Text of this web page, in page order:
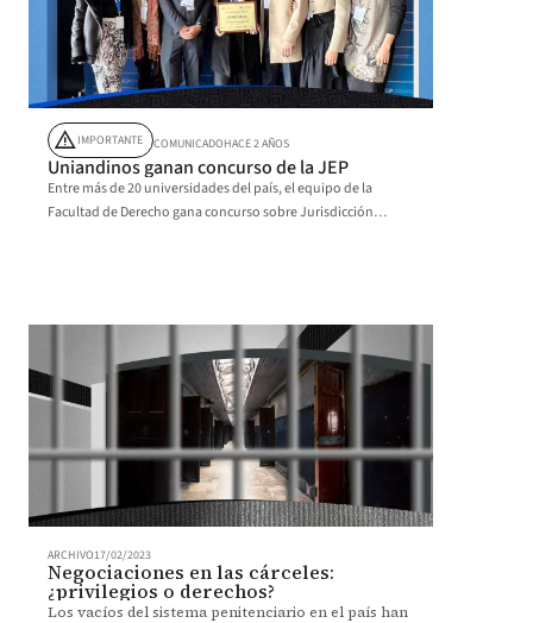
warningIMPORTANTE COMUNICADOHACE 2 AÑOS
Uniandinos ganan concurso de la JEP
Entre más de 20 universidades del país, el equipo de la
Facultad de Derecho gana concurso sobre Jurisdicción
ARCHIVO17/02/2023
Negociaciones en las cárceles:
¿privilegios o derechos?
Los vacíos del sistema penitenciario en el país han